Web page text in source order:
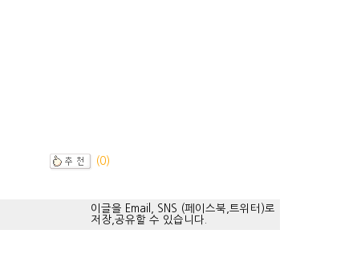
(0)
이글을 Email, SNS (페이스북,트위터)로
저장,공유할 수 있습니다.